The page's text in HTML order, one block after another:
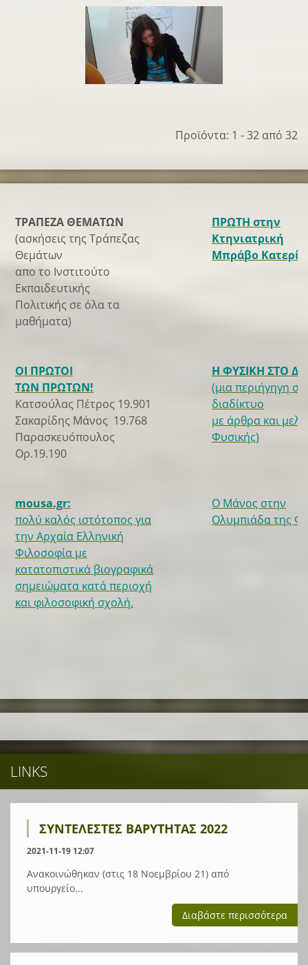
Προϊόντα: 1 - 32 από 32
ΤΡΑΠΕΖΑ ΘΕΜΑΤΩΝ
(ασκήσεις της Τράπεζας
Θεμάτων
απο το Ινστιτούτο
Εκπαιδευτικής
Πολιτικής σε όλα τα
μαθήματα)
ΠΡΩΤΗ στην
Κτηνιατρική
Μπράβο
ΟΙ ΠΡΩΤΟΙ
ΤΩΝ ΠΡΩΤΩΝ!
Κατσούλας Πέτρος 19.901
Σακαρίδης Μάνος 19.768
Παρασκευόπουλος
Ορ.19.190
Η ΦΥΣΙΚΗ ΣΤΟ
(μια περιήγηγη
διαδίκτυο
με άρθρα και
Φυσικής)
mousa.gr:
πολύ καλός ιστότοπος για
την Αρχαία Ελληνική
Φιλοσοφία με
κατατοπιστικά βιογραφικά
σημειώματα κατά περιοχή
και φιλοσοφική σχολή.
Ο Μάνος στην
Ολυμπιάδα της
LINKS
ΣΥΝΤΕΛΕΣΤΕΣ ΒΑΡΥΤΗΤΑΣ 2022
2021-11-19 12:07
Ανακοινώθηκαν (στις 18 Νοεμβρίου 21) από
υπουργείο...
Διαβάστε περισσότερα